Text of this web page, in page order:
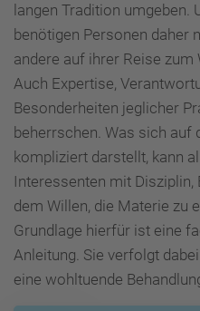
langen Tradition umgeben.
benötigen Personen daher
andere auf ihrer Reise
Auch Expertise,
Besonderheiten jeglicher
beherrschen. Was sich auf
kompliziert darstellt, kann
Interessenten mit
dem Willen, die Materie zu
Grundlage hierfür ist eine
Anleitung. Sie verfolgt
eine wohltuende